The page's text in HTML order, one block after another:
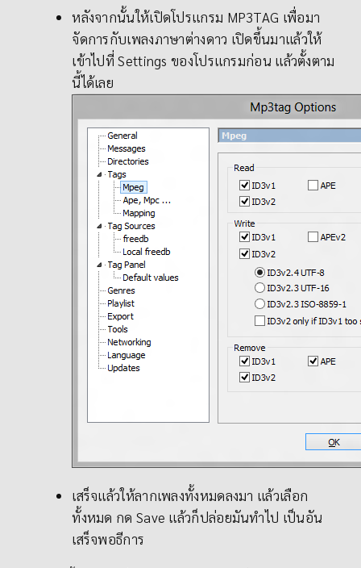
หลังจากนั้นให้เปิดโปรแกรม MP3TAG เพื่อมา
จัดการกับเพลงภาษาต่างดาว เปิดขึ้นมาแล้วให้
เข้าไปที่ Settings ของโปรแกรมก่อน แล้วตั้งตาม
นี้ได้เลย
เสร็จแล้วให้ลากเพลงทั้งหมดลงมา แล้วเลือก
ทั้งหมด กด Save แล้วก็ปล่อยมันทำไป เป็นอัน
เสร็จพอธีการ